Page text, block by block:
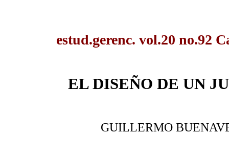
estud.gerenc. vol.20 no.92
EL DISEÑO DE UN
GUILLERMO